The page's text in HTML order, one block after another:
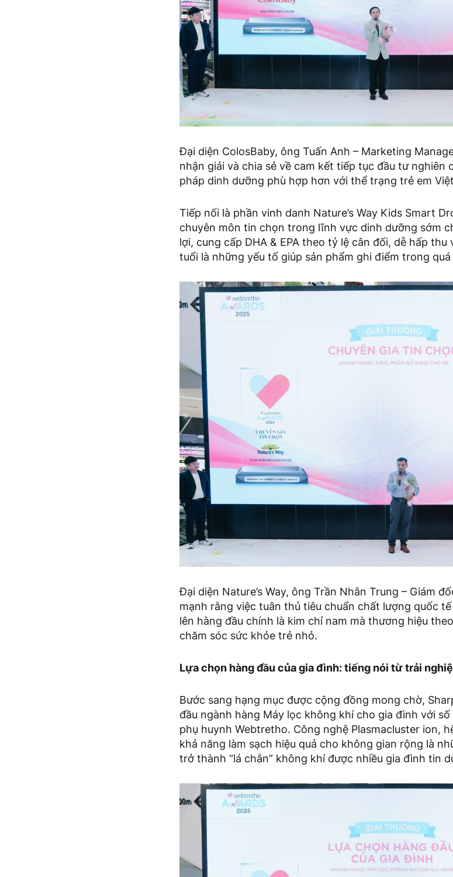
Đại diện ColosBaby, ông Tuấn Anh – Marketing
nhận giải và chia sẻ về cam kết tiếp tục đầu tư nghiên
pháp dinh dưỡng phù hợp hơn với thể trạng trẻ em
Tiếp nối là phần vinh danh Nature’s Way Kids Smart
chuyên môn tin chọn trong lĩnh vực dinh dưỡng sớm
lợi, cung cấp DHA & EPA theo tỷ lệ cân đối, dễ hấp
tuổi là những yếu tố giúp sản phẩm ghi điểm trong
Đại diện Nature’s Way, ông Trần Nhân Trung – Giám
mạnh rằng việc tuân thủ tiêu chuẩn chất lượng quốc
lên hàng đầu chính là kim chỉ nam mà thương hiệu
chăm sóc sức khỏe trẻ nhỏ.
Lựa chọn hàng đầu của gia đình: tiếng nói từ trải
Bước sang hạng mục được cộng đồng mong chờ,
đầu ngành hàng Máy lọc không khí cho gia đình với
phụ huynh Webtretho. Công nghệ Plasmacluster ion,
khả năng làm sạch hiệu quả cho không gian rộng là
trở thành “lá chắn” không khí được nhiều gia đình tin